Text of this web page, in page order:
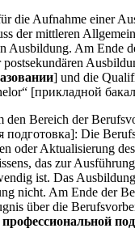
die Aufnahme einer
der mittleren
Ausbildung. Am Ende
] und die
[прикладной
den Bereich der
подготовка]: Die
oder Aktualisierung
das zur
ist. Das
nicht. Am Ende der
über die